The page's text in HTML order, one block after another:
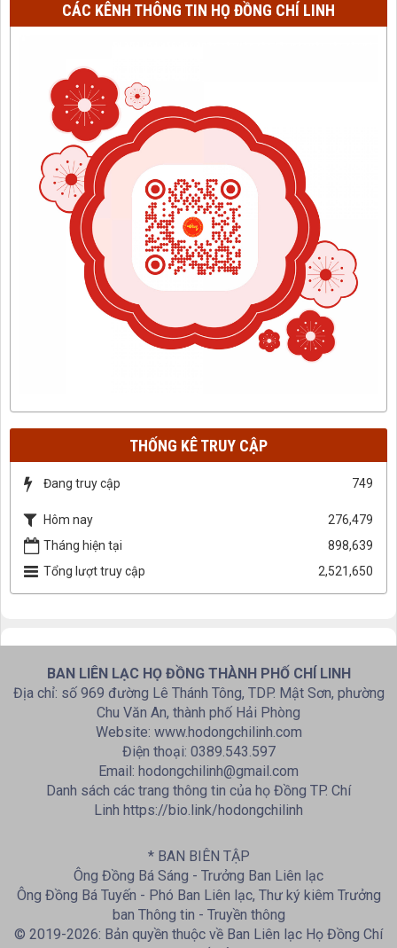
CÁC KÊNH THÔNG TIN HỌ ĐỒNG CHÍ LINH
THỐNG KÊ TRUY CẬP
Đang truy cập 749
Hôm nay
276,479
Tháng hiện tại
898,639
Tổng lượt truy cập
2,521,650
BAN LIÊN LẠC HỌ ĐỒNG THÀNH PHỐ CHÍ LINH
Địa chỉ: số 969 đường Lê Thánh Tông, TDP. Mật Sơn, phường
Chu Văn An, thành phố Hải Phòng
Website: www.hodongchilinh.com
Điện thoại: 0389.543.597
Email: hodongchilinh@gmail.com
Danh sách các trang thông tin của họ Đồng TP. Chí
Linh https://bio.link/hodongchilinh
* BAN BIÊN TẬP
Ông Đồng Bá Sáng - Trưởng Ban Liên lạc
Ông Đồng Bá Tuyến - Phó Ban Liên lạc, Thư ký kiêm Trưởng
ban Thông tin - Truyền thông
© 2019-2026: Bản quyền thuộc về Ban Liên lạc Họ Đồng Chí